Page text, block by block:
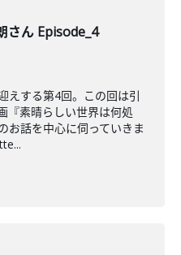
さん Episode_4
えする第4回。この回は引
『素晴らしい世界は何処
お話を中心に伺っていきま